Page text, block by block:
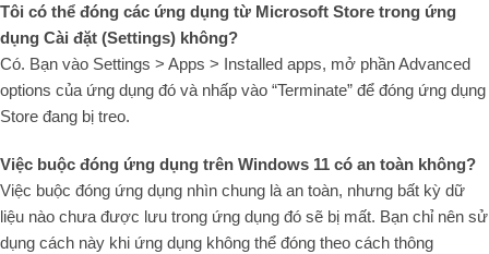
Tôi có thể đóng các ứng dụng từ Microsoft Store trong ứng
dụng Cài đặt (Settings) không?
Có. Bạn vào Settings > Apps > Installed apps, mở phầnAdvanced
options của ứng dụng đó và nhấp vào “Terminate” để đóng ứng dụng
Store đang bị treo.
Việc buộc đóng ứng dụng trên Windows 11 có an toàn không?
Việc buộc đóng ứng dụng nhìn chung là an toàn, nhưng bất kỳ dữ
liệu nào chưa được lưu trong ứng dụng đó sẽ bị mất. Bạn chỉ nên sử
dụng cách này khi ứng dụng không thể đóng theo cách thông